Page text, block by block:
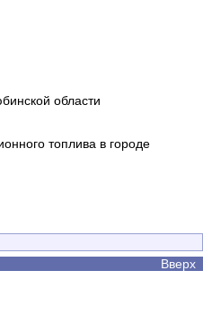
области
топлива в городе
Вверх